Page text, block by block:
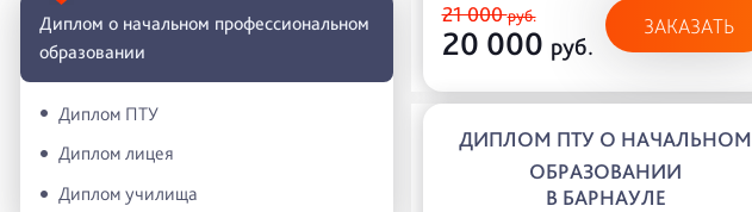
Диплом о начальном профессиональном
oбразовании
Диплом ПТУ
Диплом лицея
Диплом училища
21 000руб.
20 000 руб.
ЗАКАЗАТЬ
ДИПЛОМ ПТУ О НАЧАЛЬНОМ
ОБРАЗОВАНИИ
В БАРНАУЛЕ